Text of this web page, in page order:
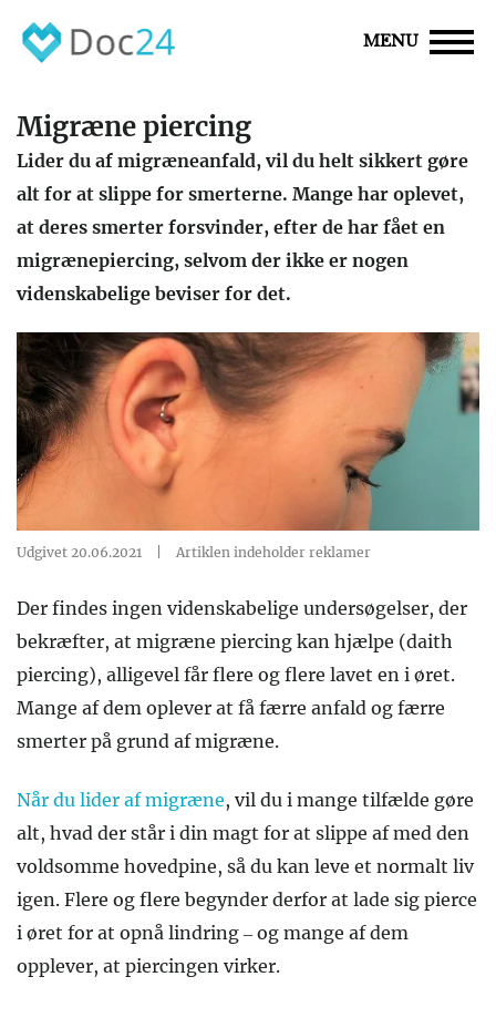
MENU
Migræne piercing
Lider du af migræneanfald, vil du helt sikkert gøre
alt for at slippe for smerterne. Mange har oplevet,
at deres smerter forsvinder, efter de har fået en
migrænepiercing, selvom der ikke er nogen
videnskabelige beviser for det.
Udgivet 20.06.2021 Artiklen indeholder reklamer
Der findes ingen videnskabelige undersøgelser, der
bekræfter, at migræne piercing kan hjælpe (daith
piercing), alligevel får flere og flere lavet en i øret.
Mange af dem oplever at få færre anfald og færre
smerter på grund af migræne.
Når du lider af migræne, vil du i mange tilfælde gøre
alt, hvad der står i din magt for at slippe af med den
voldsomme hovedpine, så du kan leve et normalt liv
igen. Flere og flere begynder derfor at lade sig pierce
i øret for at opnå lindring – og mange af dem
opplever, at piercingen virker.